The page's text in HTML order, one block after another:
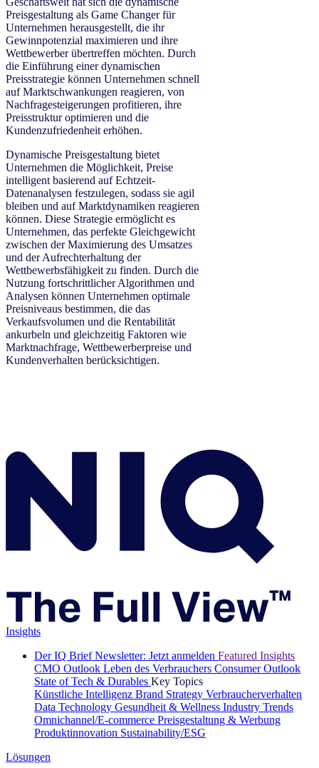
Preisgestaltung als Game Changer für
Unternehmen herausgestellt, die ihr
Gewinnpotenzial maximieren und ihre
Wettbewerber übertreffen möchten. Durch
die Einführung einer dynamischen
Preisstrategie können Unternehmen schnell
auf Marktschwankungen reagieren, von
Nachfragesteigerungen profitieren, ihre
Preisstruktur optimieren und die
Kundenzufriedenheit erhöhen.
Dynamische Preisgestaltung bietet
Unternehmen die Möglichkeit, Preise
intelligent basierend auf Echtzeit-
Datenanalysen festzulegen, sodass sie agil
bleiben und auf Marktdynamiken reagieren
können. Diese Strategie ermöglicht es
Unternehmen, das perfekte Gleichgewicht
zwischen der Maximierung des Umsatzes
und der Aufrechterhaltung der
Wettbewerbsfähigkeit zu finden. Durch die
Nutzung fortschrittlicher Algorithmen und
Analysen können Unternehmen optimale
Preisniveaus bestimmen, die das
Verkaufsvolumen und die Rentabilität
ankurbeln und gleichzeitig Faktoren wie
Marktnachfrage, Wettbewerberpreise und
Kundenverhalten berücksichtigen.
Insights
Der IQ Brief Newsletter: Jetzt anmelden Featured Insights
CMO Outlook Leben des Verbrauchers Consumer Outlook
State of Tech & Durables Key Topics
Künstliche Intelligenz Brand Strategy Verbraucherverhalten
Data Technology Gesundheit & Wellness Industry Trends
Omnichannel/E-commerce Preisgestaltung & Werbung
Produktinnovation Sustainability/ESG
Lösungen